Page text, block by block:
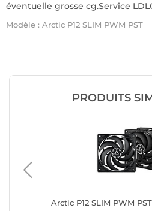
éventuelle grosse cg.Service
Modèle : Arctic P12 SLIM PWM PST
PRODUITS
Arctic P12 SLIM PWM